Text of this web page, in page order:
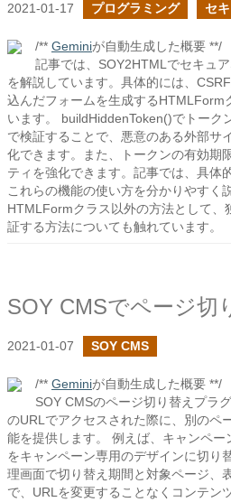
2021-01-17 プログラミング セ
/** Geminiが自動生成した概要 **/
記事では、SOY2HTMLでセキュ
を解説しています。具体的には、
込んだフォームを生成するHTMLForm
います。 buildHiddenToken()でトーク
で検証することで、悪意のある外部サ
化できます。また、トークンの有効期
ティを強化できます。記事では、具体
これらの機能の使い方を分かりやすく
HTMLFormクラス以外の方法として、
証する方法についても触れています。
2021-01-07 SOY CMS
/** Geminiが自動生成した概要 **/
SOY CMSのページ切り替えプラ
のURLでアクセスされた際に、別のペ
能を提供します。 例えば、キャンペー
をキャンペーン専用のデザインに切り
理画面で切り替え期間と対象ページ、
で、URLを変更することなくコンテン